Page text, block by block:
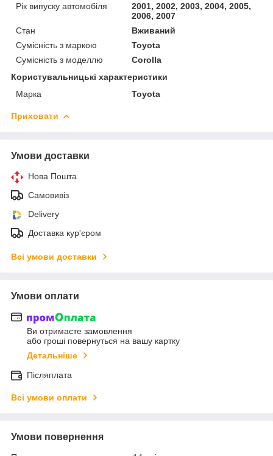
Рік випуску автомобіля
2001, 2002, 2003, 2004, 2005,
2006, 2007
Стан
Вживаний
Сумісність з маркою
Toyota
Сумісність з моделлю
Corolla
Користувальницькі характеристики
Марка
Toyota
Приховати
Умови доставки
Нова Пошта
Самовивіз
Delivery
Доставка кур'єром
Всі умови доставки
Умови оплати
Ви отримаєте замовлення
або гроші повернуться на вашу картку
Детальніше
Післяплата
Всі умови оплати
Умови повернення